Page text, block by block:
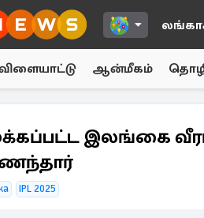
ஆன்மீகம்
இலங்கை
IPL 2025